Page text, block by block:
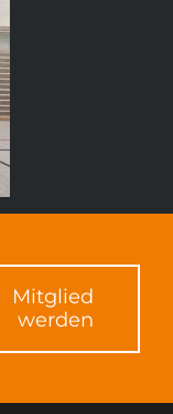
Mitglied
werden